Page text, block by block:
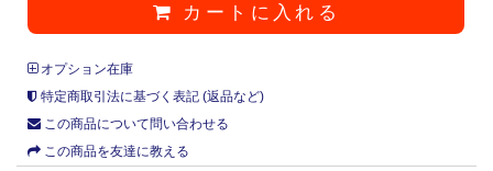
カートに入れる
オプション在庫
特定商取引法に基づく表記 (返品など)
この商品について問い合わせる
この商品を友達に教える